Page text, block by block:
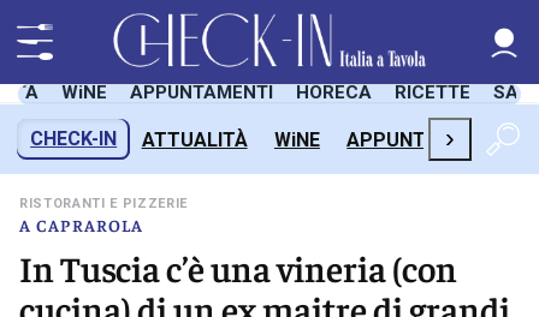
WiNE APPUNTAMENTI HORECA RICETTE
CHECK-IN ATTUALITÀ WiNE APPUNTAMENTI
›
A CAPRAROLA
RISTORANTI E PIZZERIE
In Tuscia c’è una vineria (con
cucina) di un ex maitre di grandi